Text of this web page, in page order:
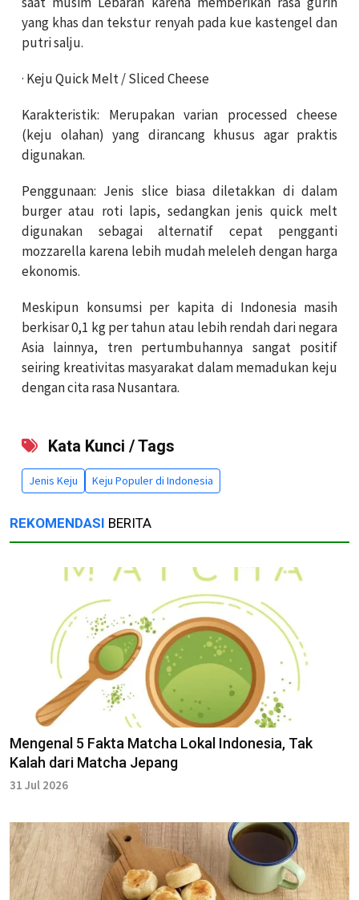
yang khas dan tekstur renyah pada kue kastengel dan
putri salju.
· Keju Quick Melt / Sliced Cheese
Karakteristik: Merupakan varian processed cheese
(keju olahan) yang dirancang khusus agar praktis
digunakan.
Penggunaan: Jenis slice biasa diletakkan di dalam
burger atau roti lapis, sedangkan jenis quick melt
digunakan sebagai alternatif cepat pengganti
mozzarella karena lebih mudah meleleh dengan harga
ekonomis.
Meskipun konsumsi per kapita di Indonesia masih
berkisar 0,1 kg per tahun atau lebih rendah dari negara
Asia lainnya, tren pertumbuhannya sangat positif
seiring kreativitas masyarakat dalam memadukan keju
dengan cita rasa Nusantara.
Kata Kunci / Tags
Jenis Keju Keju Populer di Indonesia
REKOMENDASI BERITA
Mengenal 5 Fakta Matcha Lokal Indonesia, Tak
Kalah dari Matcha Jepang
31 Jul 2026